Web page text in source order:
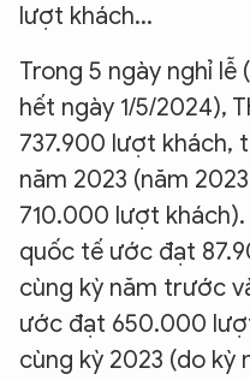
lượt khách...
Trong 5 ngày nghỉ
hết ngày 1/5/2024),
737.900 lượt khách,
năm 2023 (năm
710.000 lượt
quốc tế ước đạt
cùng kỳ năm trước
ước đạt 650.000
cùng kỳ 2023 (do kỳ